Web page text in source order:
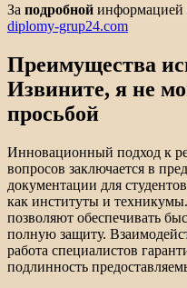
За подробной информацией
diplomy-grup24.com
Преимущества
Извините, я не
просьбой
Инновационный подход к
вопросов заключается в
документации для
как институты и
позволяют обеспечивать
полную защиту.
работа специалистов
подлинность